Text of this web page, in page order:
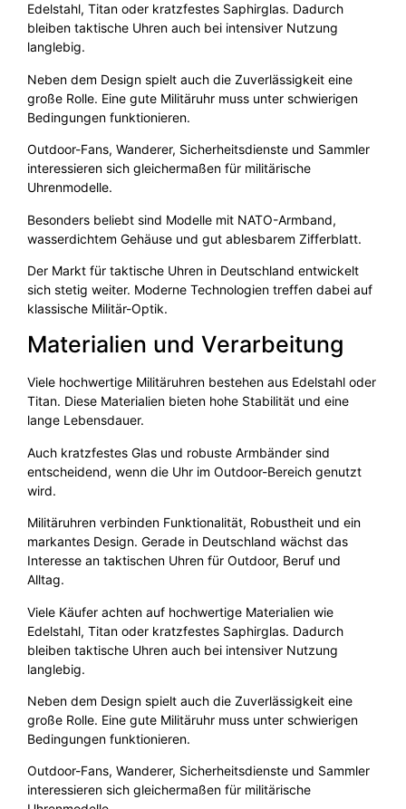
Edelstahl, Titan oder kratzfestes Saphirglas. Dadurch
bleiben taktische Uhren auch bei intensiver Nutzung
langlebig.
Neben dem Design spielt auch die Zuverlässigkeit eine
große Rolle. Eine gute Militäruhr muss unter schwierigen
Bedingungen funktionieren.
Outdoor-Fans, Wanderer, Sicherheitsdienste und Sammler
interessieren sich gleichermaßen für militärische
Uhrenmodelle.
Besonders beliebt sind Modelle mit NATO-Armband,
wasserdichtem Gehäuse und gut ablesbarem Zifferblatt.
Der Markt für taktische Uhren in Deutschland entwickelt
sich stetig weiter. Moderne Technologien treffen dabei auf
klassische Militär-Optik.
Materialien und Verarbeitung
Viele hochwertige Militäruhren bestehen aus Edelstahl oder
Titan. Diese Materialien bieten hohe Stabilität und eine
lange Lebensdauer.
Auch kratzfestes Glas und robuste Armbänder sind
entscheidend, wenn die Uhr im Outdoor-Bereich genutzt
wird.
Militäruhren verbinden Funktionalität, Robustheit und ein
markantes Design. Gerade in Deutschland wächst das
Interesse an taktischen Uhren für Outdoor, Beruf und
Alltag.
Viele Käufer achten auf hochwertige Materialien wie
Edelstahl, Titan oder kratzfestes Saphirglas. Dadurch
bleiben taktische Uhren auch bei intensiver Nutzung
langlebig.
Neben dem Design spielt auch die Zuverlässigkeit eine
große Rolle. Eine gute Militäruhr muss unter schwierigen
Bedingungen funktionieren.
Outdoor-Fans, Wanderer, Sicherheitsdienste und Sammler
interessieren sich gleichermaßen für militärische